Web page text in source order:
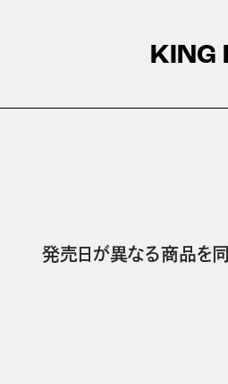
KING
発売日が異なる商品を